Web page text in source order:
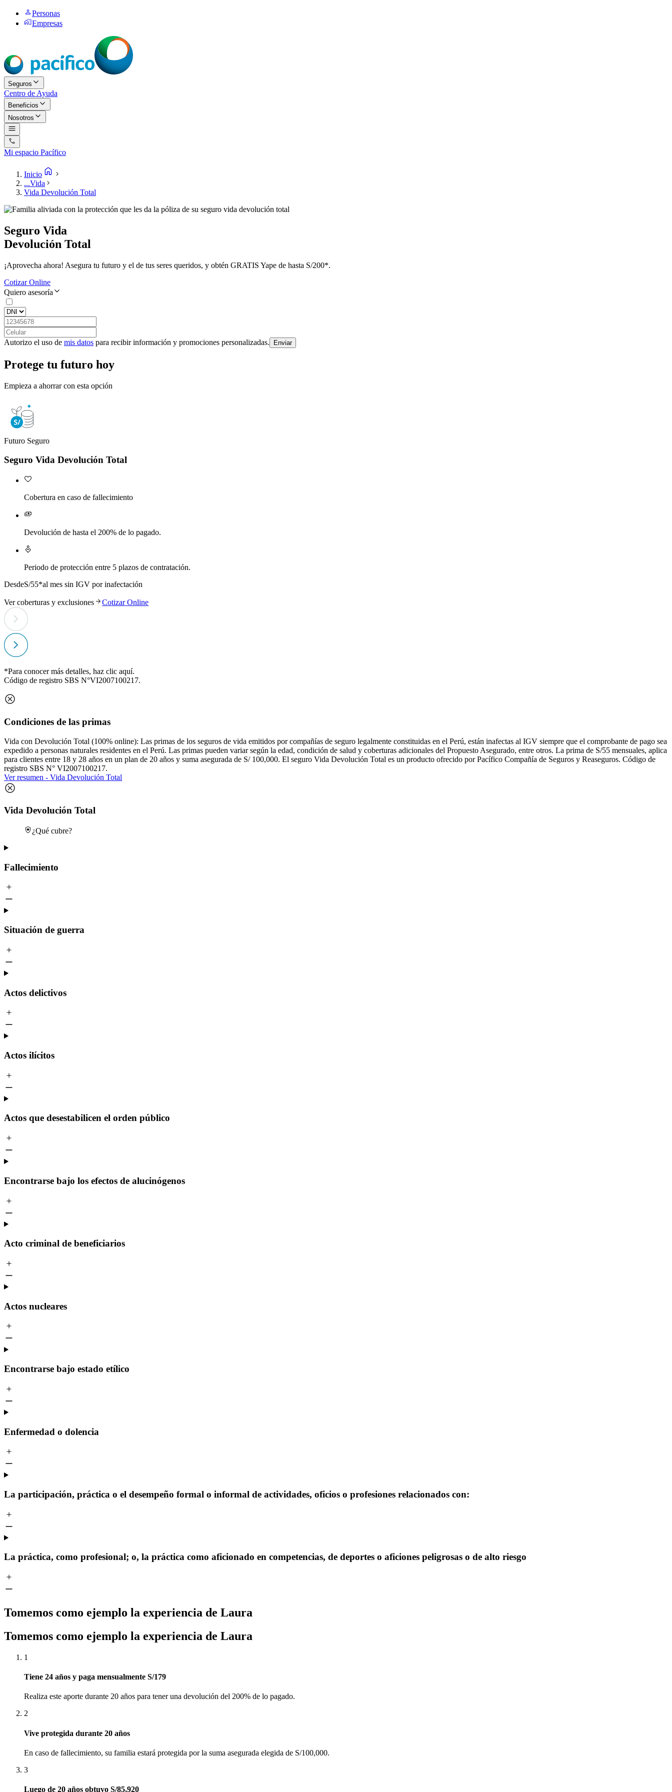
Personas
Empresas
Seguros
Centro de Ayuda
Beneficios
Nosotros
Mi espacio Pacífico
Inicio
...Vida
Vida Devolución Total
Seguro Vida
Devolución Total
¡Aprovecha ahora! Asegura tu futuro y el de tus seres queridos, y obtén GRATIS Yape de hasta S/200*.
Cotizar Online
Quiero asesoría
Autorizo el uso de mis datos para recibir información y promociones personalizadas. Enviar
Protege tu futuro hoy
Empieza a ahorrar con esta opción
Futuro Seguro
Seguro Vida Devolución Total
Cobertura en caso de fallecimiento
Devolución de hasta el 200% de lo pagado.
Periodo de protección entre 5 plazos de contratación.
DesdeS/55*al mes sin IGV por inafectación
Ver coberturas y exclusiones Cotizar Online
*Para conocer más detalles, haz clic aquí.
Código de registro SBS N°VI2007100217.
Condiciones de las primas
Vida con Devolución Total (100% online): Las primas de los seguros de vida emitidos por compañías de seguro legalmente constituidas en el Perú, están inafectas al IGV siempre que el comprobante de pago sea
expedido a personas naturales residentes en el Perú. Las primas pueden variar según la edad, condición de salud y coberturas adicionales del Propuesto Asegurado, entre otros. La prima de S/55 mensuales, aplica
para clientes entre 18 y 28 años en un plan de 20 años y suma asegurada de S/ 100,000. El seguro Vida Devolución Total es un producto ofrecido por Pacífico Compañía de Seguros y Reaseguros. Código de
registro SBS N° VI2007100217.
Ver resumen - Vida Devolución Total
Vida Devolución Total
¿Qué cubre?
Fallecimiento
Situación de guerra
Actos delictivos
Actos ilícitos
Actos que desestabilicen el orden público
Encontrarse bajo los efectos de alucinógenos
Acto criminal de beneficiarios
Actos nucleares
Encontrarse bajo estado etílico
Enfermedad o dolencia
La participación, práctica o el desempeño formal o informal de actividades, oficios o profesiones relacionados con:
La práctica, como profesional; o, la práctica como aficionado en competencias, de deportes o aficiones peligrosas o de alto riesgo
Tomemos como ejemplo la experiencia de Laura
Tomemos como ejemplo la experiencia de Laura
1
Tiene 24 años y paga mensualmente S/179
Realiza este aporte durante 20 años para tener una devolución del 200% de lo pagado.
2
Vive protegida durante 20 años
En caso de fallecimiento, su familia estará protegida por la suma asegurada elegida de S/100,000.
3
Luego de 20 años obtuvo S/85,920